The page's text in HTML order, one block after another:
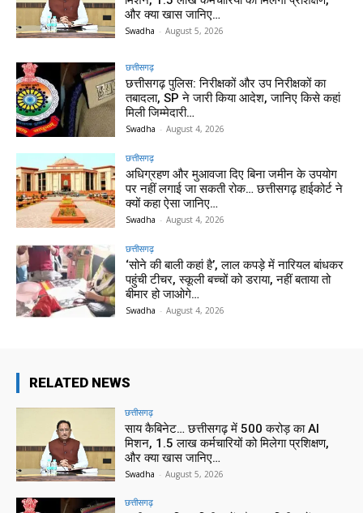
और क्या खास जानिए…
Swadha - August 5, 2026
छत्तीसगढ़
छत्तीसगढ़ पुलिस: निरीक्षकों और उप निरीक्षकों का
तबादला, SP ने जारी किया आदेश, जानिए किसे कहां
मिली जिम्मेदारी…
Swadha - August 4, 2026
छत्तीसगढ़
अधिग्रहण और मुआवजा दिए बिना जमीन के उपयोग
पर नहीं लगाई जा सकती रोक… छत्तीसगढ़ हाईकोर्ट ने
क्यों कहा ऐसा जानिए…
Swadha - August 4, 2026
छत्तीसगढ़
‘सोने की बाली कहां है’, लाल कपड़े में नारियल बांधकर
पहुंची टीचर, स्कूली बच्चों को डराया, नहीं बताया तो
बीमार हो जाओगे…
Swadha - August 4, 2026
RELATED NEWS
छत्तीसगढ़
साय कैबिनेट… छत्तीसगढ़ में 500 करोड़ का AI
मिशन, 1.5 लाख कर्मचारियों को मिलेगा प्रशिक्षण,
और क्या खास जानिए…
Swadha - August 5, 2026
छत्तीसगढ़